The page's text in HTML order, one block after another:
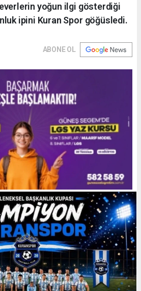
yoğun ilgi gösterdiği
ipini Kuran Spor göğüsledi.
ABONE OL